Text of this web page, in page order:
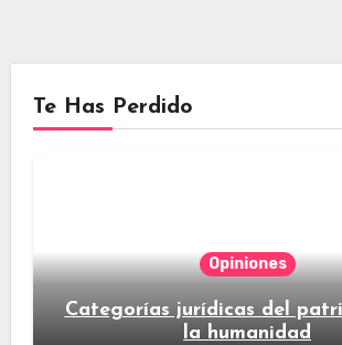
Te Has Perdido
Opiniones
Categorías jurídicas del
la humanidad